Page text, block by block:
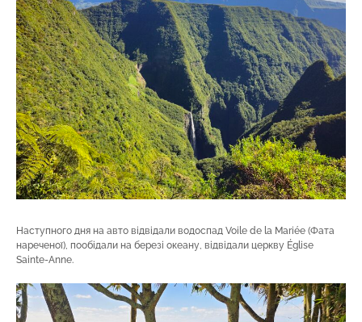
Наступного дня на авто відвідали водоспад Voile de la Mariée (Фата
нареченої), пообідали на березі океану, відвідали церкву Église
Sainte-Anne.